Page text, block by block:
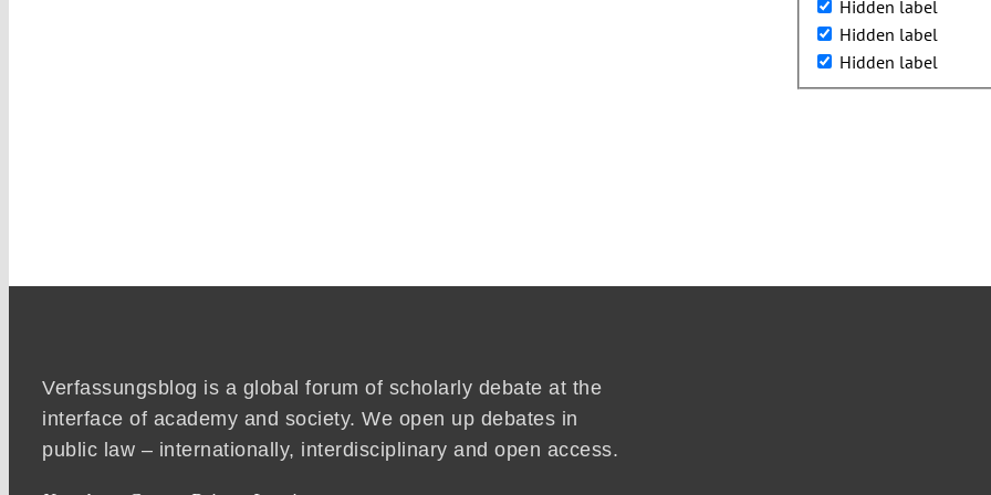
Hidden label
Hidden label
Hidden label
Verfassungsblog is a global forum of scholarly debate at the
interface of academy and society. We open up debates in
public law – internationally, interdisciplinary and open access.